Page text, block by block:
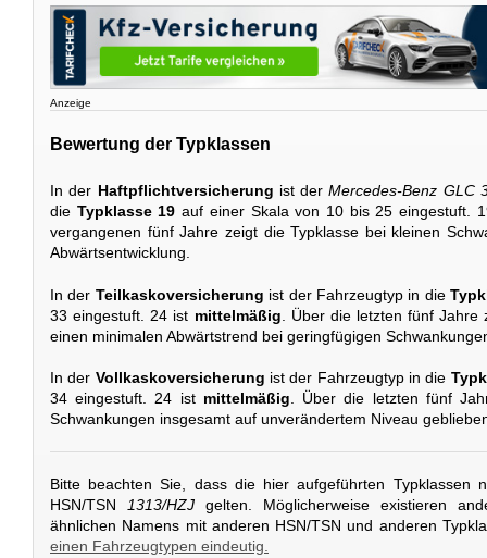
Anzeige
Bewertung der Typklassen
In der Haftpflichtversicherung ist derMercedes-Benz GLC
die Typklasse 19 auf einer Skala von 10 bis 25 eingestuft.
vergangenen fünf Jahre zeigt die Typklasse bei kleinen
Abwärtsentwicklung.
In der Teilkaskoversicherung ist der Fahrzeugtyp in die
33 eingestuft. 24 ist mittelmäßig . Über die letzten fünf
einen minimalen Abwärtstrend bei geringfügigen
In der Vollkaskoversicherung ist der Fahrzeugtyp in die
34 eingestuft. 24 ist mittelmäßig. Über die letzten fünf
Schwankungen insgesamt auf unverändertem Niveau
Bitte beachten Sie, dass die hier aufgeführten Typklassen
HSN/TSN
1313/HZJ gelten. Möglicherweise existieren
ähnlichen Namens mit anderen HSN/TSN und anderen
einen Fahrzeugtypen eindeutig.